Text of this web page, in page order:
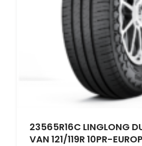
23565R16C LINGLONG
VAN 121/119R 10PR-